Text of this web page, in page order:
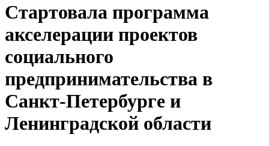
Стартовала программа
акселерации проектов
социального
предпринимательства в
Санкт-Петербурге и
Ленинградской области